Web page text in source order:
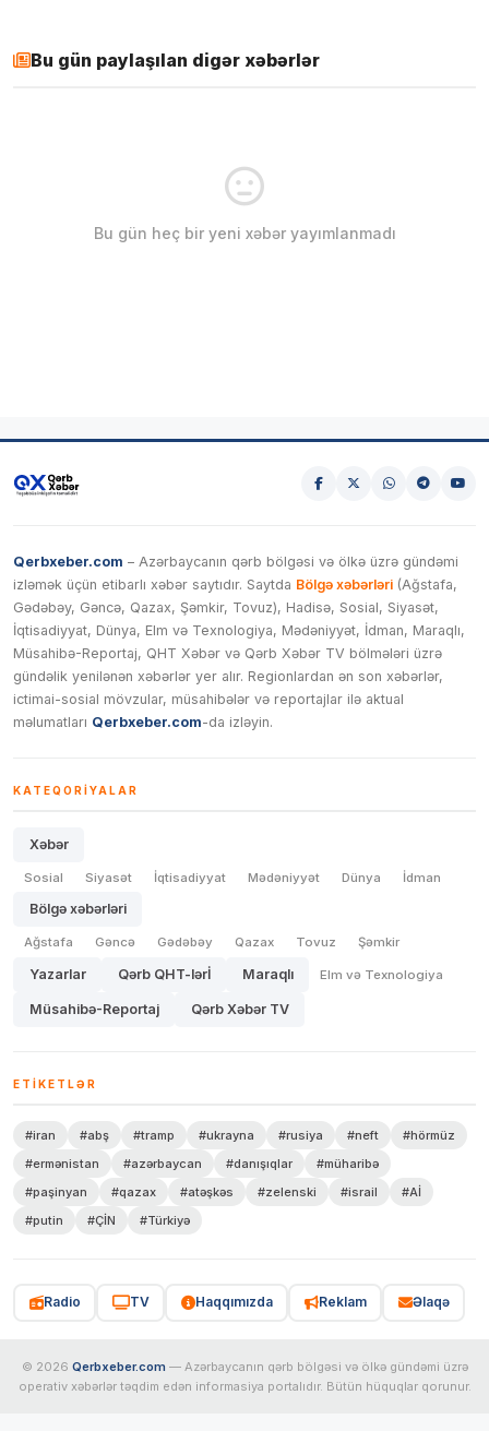
Bu gün paylaşılan digər xəbərlər
Bu gün heç bir yeni xəbər yayımlanmadı
Qerbxeber.com – Azərbaycanın qərb bölgəsi və ölkə üzrə gündəmi
izləmək üçün etibarlı xəbər saytıdır. Saytda Bölgə xəbərləri (Ağstafa,
Gədəbəy, Gəncə, Qazax, Şəmkir, Tovuz), Hadisə, Sosial, Siyasət,
İqtisadiyyat, Dünya, Elm və Texnologiya, Mədəniyyət, İdman, Maraqlı,
Müsahibə-Reportaj, QHT Xəbər və Qərb Xəbər TV bölmələri üzrə
gündəlik yenilənən xəbərlər yer alır. Regionlardan ən son xəbərlər,
ictimai-sosial mövzular, müsahibələr və reportajlar ilə aktual
məlumatları Qerbxeber.com-da izləyin.
KATEQORIYALAR
Xəbər
Sosial Siyasət İqtisadiyyat Mədəniyyət Dünya İdman
Bölgə xəbərləri
Ağstafa Gəncə Gədəbəy Qazax Tovuz Şəmkir
Yazarlar Qərb QHT-lərİ Maraqlı Elm və Texnologiya
Müsahibə-Reportaj Qərb Xəbər TV
ETIKETLƏR
#iran #abş #tramp #ukrayna #rusiya #neft
#hörmüz
#ermənistan
#azərbaycan #danışıqlar
#müharibə
#paşinyan
#qazax #atəşkəs #zelenski #israil
#Aİ
#putin
#ÇİN #Türkiyə
Radio TV Haqqımızda Reklam Əlaqə
© 2026 Qerbxeber.com — Azərbaycanın qərb bölgəsi və ölkə gündəmi üzrə
operativ xəbərlər təqdim edən informasiya portalıdır. Bütün hüquqlar qorunur.